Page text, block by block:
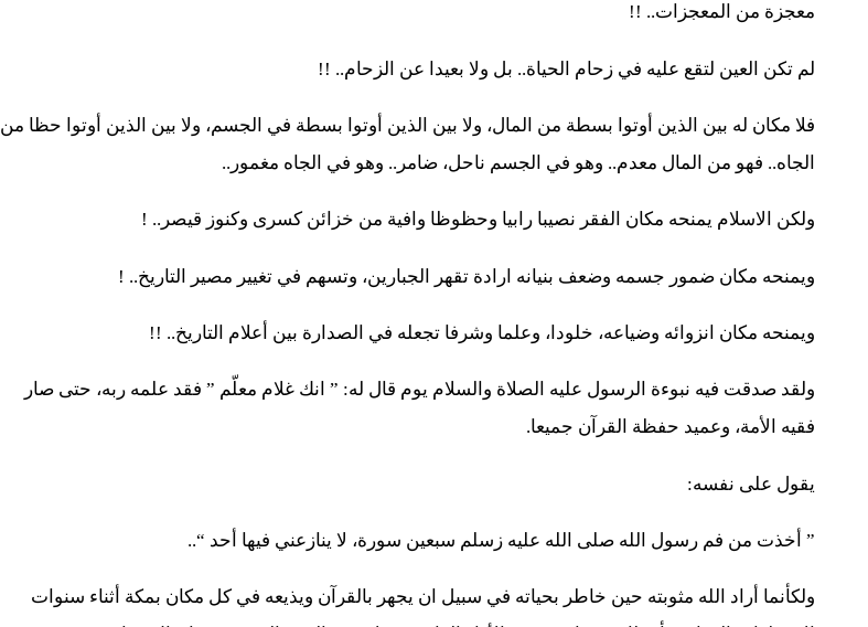
معجزة من المعجزات.. !!
لم تكن العين لتقع عليه في زحام الحياة.. بل ولا بعيدا عن الزحام.. !!
فلا مكان له بين الذين أوتوا بسطة من المال، ولا بين الذين أوتوا بسطة في الجسم، ولا بين الذين أوتوا حظا من
الجاه.. فهو من المال معدم.. وهو في الجسم ناحل، ضامر.. وهو في الجاه مغمور..
ولكن الاسلام يمنحه مكان الفقر نصيبا رابيا وحظوظا وافية من خزائن كسرى وكنوز قيصر.. !
ويمنحه مكان ضمور جسمه وضعف بنيانه ارادة تقهر الجبارين، وتسهم في تغيير مصير التاريخ.. !
ويمنحه مكان انزوائه وضياعه، خلودا، وعلما وشرفا تجعله في الصدارة بين أعلام التاريخ.. !!
ولقد صدقت فيه نبوءة الرسول عليه الصلاة والسلام يوم قال له: ” انك غلام معلّم ” فقد علمه ربه، حتى صار
فقيه الأمة، وعميد حفظة القرآن جميعا.
يقول على نفسه:
” أخذت من فم رسول الله صلى الله عليه زسلم سبعين سورة، لا ينازعني فيها أحد “..
ولكأنما أراد الله مثوبته حين خاطر بحياته في سبيل ان يجهر بالقرآن ويذيعه في كل مكان بمكة أثناء سنوات